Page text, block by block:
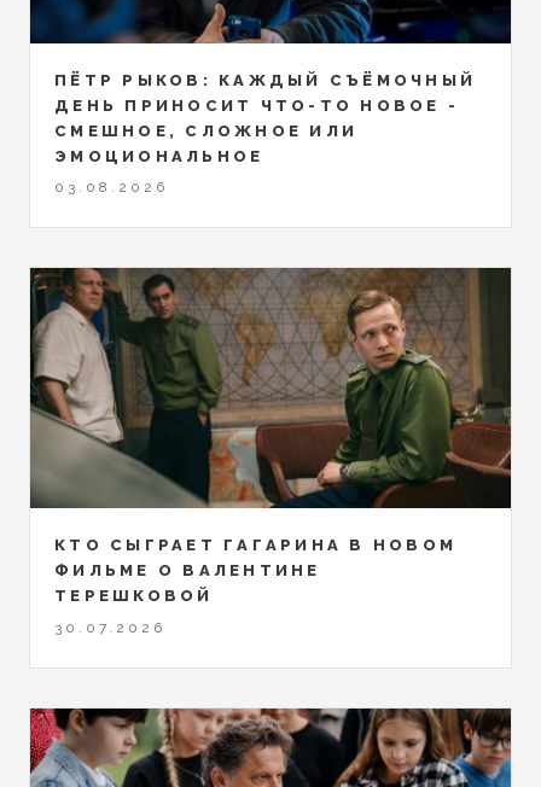
ПЁТР РЫКОВ: КАЖДЫЙ СЪЁМОЧНЫЙ
ДЕНЬ ПРИНОСИТ ЧТО-ТО НОВОЕ -
СМЕШНОЕ, СЛОЖНОЕ ИЛИ
ЭМОЦИОНАЛЬНОЕ
03.08.2026
КТО СЫГРАЕТ ГАГАРИНА В НОВОМ
ФИЛЬМЕ О ВАЛЕНТИНЕ
ТЕРЕШКОВОЙ
30.07.2026